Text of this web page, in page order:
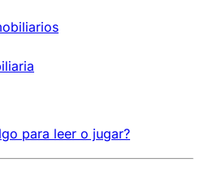
para leer o jugar?